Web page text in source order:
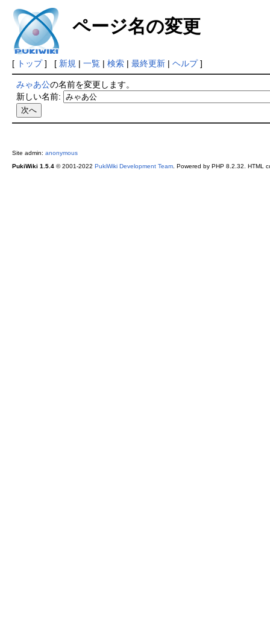
ページ名の変更
[ トップ] [ 新規 | 一覧| 検索| 最終更新| ヘルプ]
みゃあ公の名前を変更します。
新しい名前:
Site admin: anonymous
PukiWiki 1.5.4© 2001-2022 PukiWiki Development Team. Powered by PHP 8.2.32. HTML